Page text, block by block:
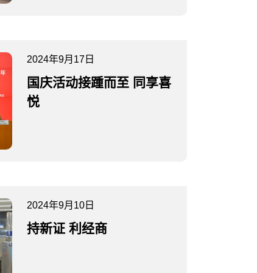
2024年9月17日
国庆活动接踵而至 同享喜
悦
2024年9月10日
持新证 利经商